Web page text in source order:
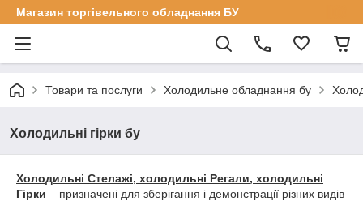
Магазин торгівельного обладнання БУ
Товари та послуги Холодильне обладнання бу
Холодильні гірки бу
Холодильні Стелажі, холодильні Регали, холодильні
Гірки – призначені для зберігання і демонстрації різних видів